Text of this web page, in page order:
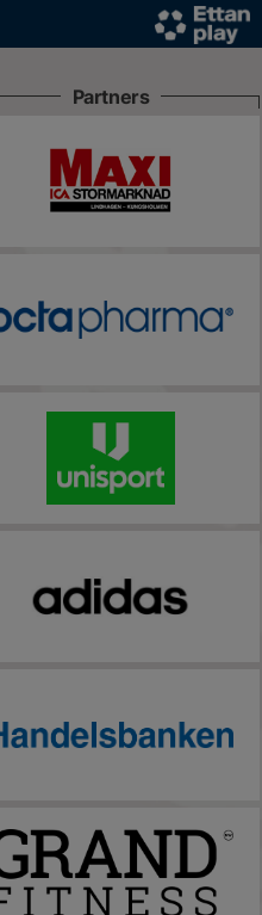
Partners